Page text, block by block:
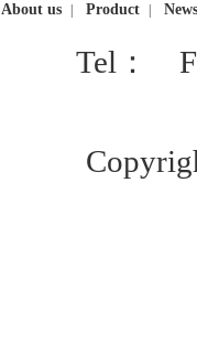
About us Product
Tel：